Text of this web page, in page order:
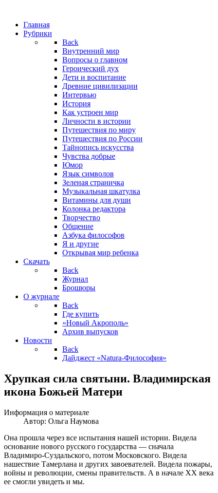
Главная
Рубрики
Back
Внутренний мир
Вопросы о главном
Героический дух
Дети и воспитание
Древние цивилизации
Интервью
История
Как устроен мир
Личности в истории
Путешествия по миру
Путешествия по России
Тайнопись искусства
Чувства добрые
Юмор
Язык символов
Зеленая страничка
Музыкальная шкатулка
Витамины для души
Колонка редактора
Творчество
Общение
Азбука философов
Я и другие
Открывая мир ребенка
Скачать
Back
Журнал
Брошюры
О журнале
Back
Где купить
«Новый Акрополь»
Архив выпусков
Новости
Back
Дайджест «Natura-Философия»
Хрупкая сила святыни. Владимирская
икона Божьей Матери
Информация о материале
Автор: Ольга Наумова
Она прошла через все испытания нашей истории. Видела
основание нового русского государства — сначала
Владимиро-Суздальского, потом Московского. Видела
нашествие Тамерлана и других завоевателей. Видела пожары,
войны и революции, смены правительств. А в начале XX века
ее смогли увидеть и мы.